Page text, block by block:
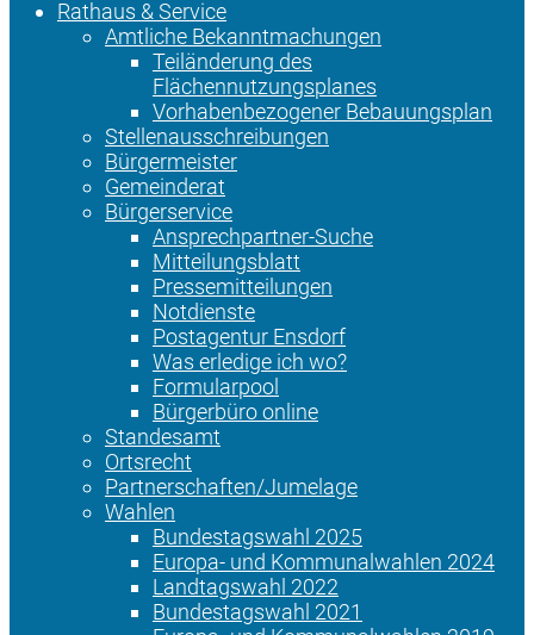
Rathaus & Service
Amtliche Bekanntmachungen
Teiländerung des
Flächennutzungsplanes
Vorhabenbezogener Bebauungsplan
Stellenausschreibungen
Bürgermeister
Gemeinderat
Bürgerservice
Ansprechpartner-Suche
Mitteilungsblatt
Pressemitteilungen
Notdienste
Postagentur Ensdorf
Was erledige ich wo?
Formularpool
Bürgerbüro online
Standesamt
Ortsrecht
Partnerschaften/Jumelage
Wahlen
Bundestagswahl 2025
Europa- und Kommunalwahlen 2024
Landtagswahl 2022
Bundestagswahl 2021